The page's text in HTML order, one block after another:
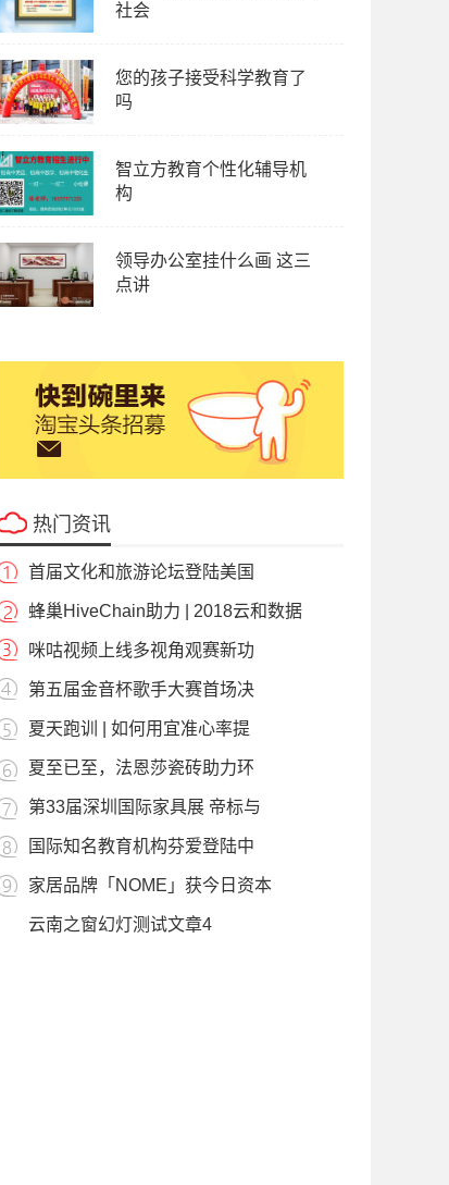
社会
您的孩子接受科学教育了
吗
智立方教育个性化辅导机
构
领导办公室挂什么画 这三
点讲
热门资讯
首届文化和旅游论坛登陆美国
蜂巢HiveChain助力 | 2018云和数据
咪咕视频上线多视角观赛新功
第五届金音杯歌手大赛首场决
夏天跑训 | 如何用宜准心率提
夏至已至，法恩莎瓷砖助力环
第33届深圳国际家具展 帝标与
国际知名教育机构芬爱登陆中
家居品牌「NOME」获今日资本
云南之窗幻灯测试文章4